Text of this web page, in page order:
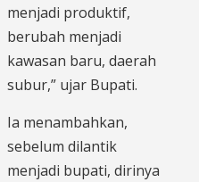
menjadi produktif,
berubah menjadi
kawasan baru, daerah
subur,” ujar Bupati.
Ia menambahkan,
sebelum dilantik
menjadi bupati, dirinya